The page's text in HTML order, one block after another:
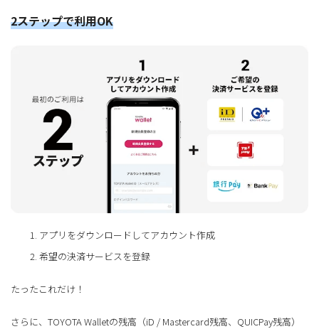
2ステップで利用OK
アプリをダウンロードしてアカウント作成
希望の決済サービスを登録
たったこれだけ！
さらに、TOYOTA Walletの残高（iD / Mastercard残高、QUICPay残高）